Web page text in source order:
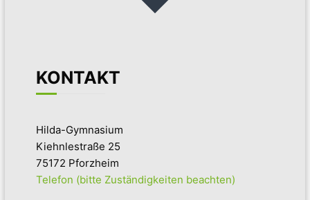
KONTAKT
Hilda-Gymnasium
Kiehnlestraße 25
75172 Pforzheim
Telefon (bitte Zuständigkeiten beachten)